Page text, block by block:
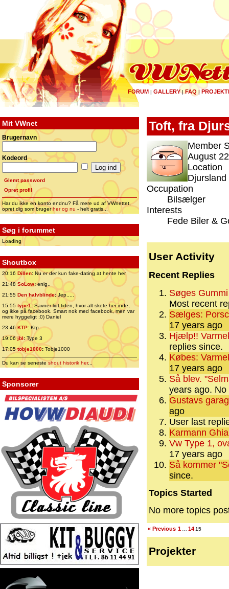
FORUM | GALLERY|FAQ |
Mit VWnet
Brugernavn
Kodeord
Glemt password
Opret profil
Har du ikke en konto endnu? Få mere ud af VWnettet,
opret dig som brugerher og nu - helt gratis...
Søg i forummet
Loading
Shoutbox
20:16 Dillen: Nu er der kun fake-dating at hente her.
21:48 SoLow:enig..
21:55 Den halvblinde:Jep.....
15:55 type1:Savner lidt tiden, hvor alt skete her inde,
og ikke på facebook. Smart nok med facebook, men var
mere hyggeligt ;0) Daniel
23:46 KTP:Ktp
19:06jbl:Type 3
17:05tobje1000: Tobje1000
Du kan se senesteshout historik her...
Sponsorer
Toft, fra
Member
August
Location
Djursland
Occupation
Bilsælger
Interests
Fede Biler &
User Activity
Recent Replies
Søges
Most recent
Sælges:
17 years ago
Hjælp!!
replies since.
Købes:
17 years ago
Så blev.
years ago. No
Gustavs
ago
User last
Karmann
Vw Type 1,
17 years ago
Så kommer
since.
Topics Started
No more topics
« Previous 1 14 15
Projekter